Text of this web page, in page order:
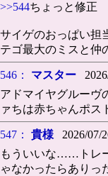
>>544ちょっと修正
サイゲのおっぱい担
テゴ最大のミスと仲
546： マスター
アドマイヤグルーヴ
ァちは赤ちゃんポス
547： 貴様 2026/07/
もういいな……トレ
ゃなかったらあり